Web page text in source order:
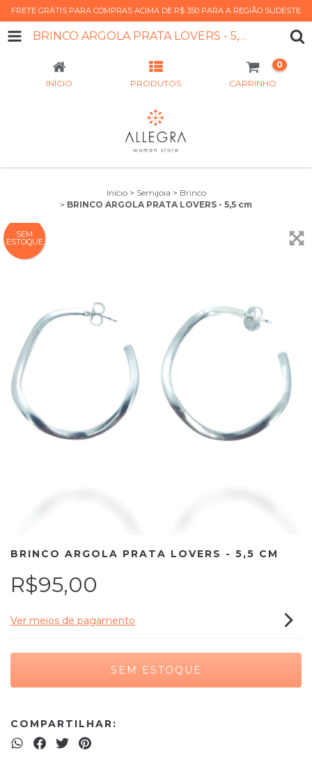
FRETE GRÁTIS PARA COMPRAS ACIMA DE R$ 350 PARA A REGIÃO SUDESTE
BRINCO ARGOLA PRATA LOVERS - 5,5 CM
INÍCIO PRODUTOS CARRINHO
0
Início > Semijoia > Brinco
> BRINCO ARGOLA PRATA LOVERS - 5,5 cm
SEM
ESTOQUE
BRINCO ARGOLA PRATA LOVERS - 5,5 CM
R$95,00
Ver meios de pagamento
COMPARTILHAR: